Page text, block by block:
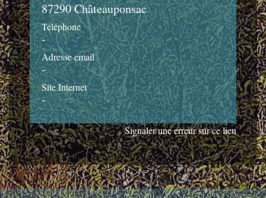
87290 Châteauponsac
Téléphone
-
Adresse email
-
Site Internet
-
Signaler une erreur sur ce lieu